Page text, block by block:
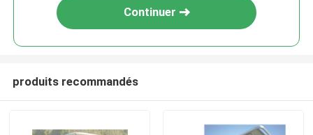
Continuer
produits recommandés